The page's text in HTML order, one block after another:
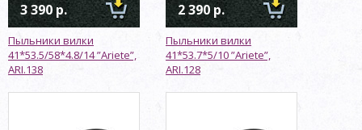
3 390 р.
Пыльники вилки
41*53.5/58*4.8/14 ”Ariete”,
ARI.138
2 390 р.
Пыльники вилки
41*53.7*5/10 ”Ariete”,
ARI.128